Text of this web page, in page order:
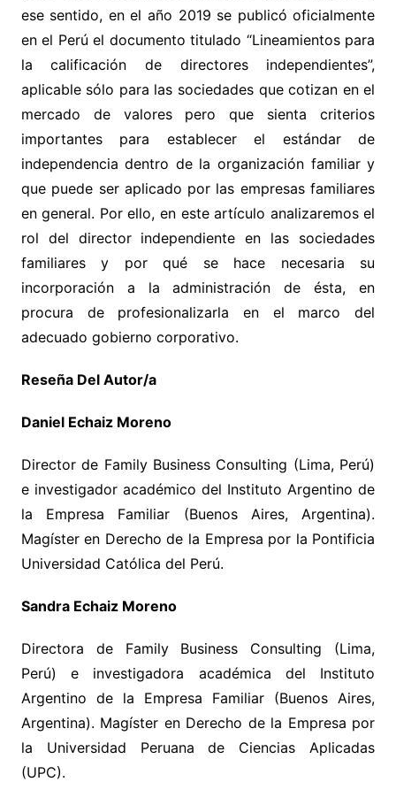
ese sentido, en el año 2019 se publicó oficialmente
en el Perú el documento titulado “Lineamientos para
la calificación de directores independientes”,
aplicable sólo para las sociedades que cotizan en el
mercado de valores pero que sienta criterios
importantes para establecer el estándar de
independencia dentro de la organización familiar y
que puede ser aplicado por las empresas familiares
en general. Por ello, en este artículo analizaremos el
rol del director independiente en las sociedades
familiares y por qué se hace necesaria su
incorporación a la administración de ésta, en
procura de profesionalizarla en el marco del
adecuado gobierno corporativo.
Reseña Del Autor/a
Daniel Echaiz Moreno
Director de Family Business Consulting (Lima, Perú)
e investigador académico del Instituto Argentino de
la Empresa Familiar (Buenos Aires, Argentina).
Magíster en Derecho de la Empresa por la Pontificia
Universidad Católica del Perú.
Sandra Echaiz Moreno
Directora de Family Business Consulting (Lima,
Perú) e investigadora académica del Instituto
Argentino de la Empresa Familiar (Buenos Aires,
Argentina). Magíster en Derecho de la Empresa por
la Universidad Peruana de Ciencias Aplicadas
(UPC).